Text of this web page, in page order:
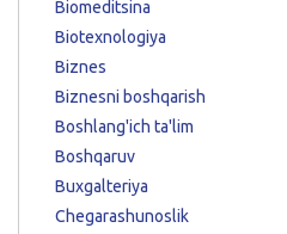
Biomeditsina
Biotexnologiya
Biznes
Biznesni boshqarish
Boshlang'ich ta'lim
Boshqaruv
Buxgalteriya
Chegarashunoslik